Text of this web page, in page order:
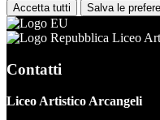
Accetta tutti Salva le
Liceo
Contatti
Liceo Artistico Arcangeli